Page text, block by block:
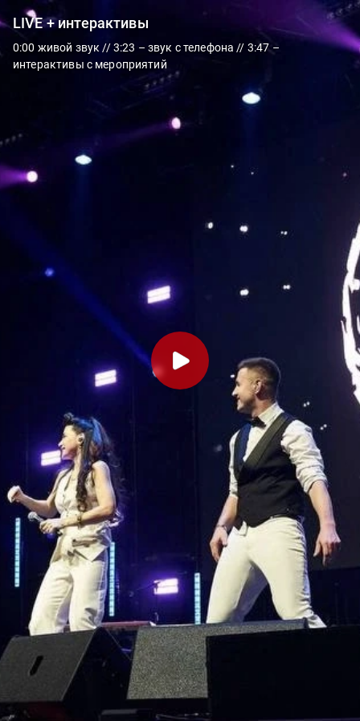
LIVE + интерактивы
0:00 живой звук // 3:23 – звук с телефона // 3:47 –
интерактивы с мероприятий